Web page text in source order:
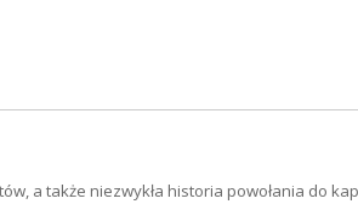
a także niezwykła historia powołania do